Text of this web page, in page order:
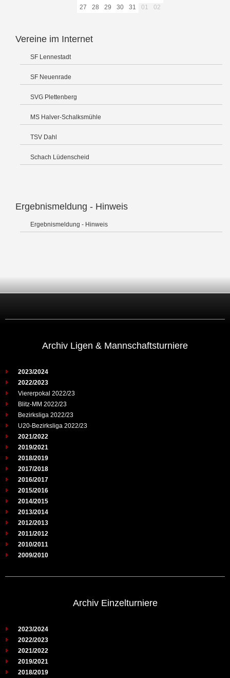
27
28 29 30 31 01 02
Vereine im Internet
SF Lennestadt
SF Neuenrade
SVG Plettenberg
MS Halver-Schalksmühle
TSV Dahl
Schach Lüdenscheid
Ergebnismeldung - Hinweis
Ergebnismeldung - Hinweis
Archiv Ligen & Mannschaftsturniere
2023/2024
2022/2023
Viererpokal 2022/23
Blitz-MM 2022/23
Bezirksliga 2022/23
U20-Bezirksliga 2022/23
2021/2022
2019/2021
2018/2019
2017/2018
2016/2017
2015/2016
2014/2015
2013/2014
2012/2013
2011/2012
2010/2011
2009/2010
Archiv Einzelturniere
2023/2024
2022/2023
2021/2022
2019/2021
2018/2019